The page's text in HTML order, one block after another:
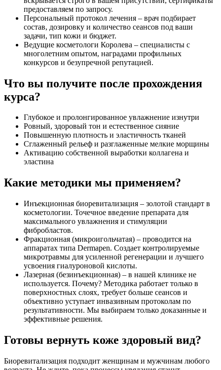
предоставляем по запросу.
Персональный протокол лечения – врач подбирает
состав, дозировку и количество сеансов под ваши
задачи, тип кожи и бюджет.
Ведущие косметологи Королева – специалисты с
многолетним опытом, наградами профильных
конкурсов и безупречной репутацией.
Что вы получите после прохождения
курса?
Глубокое и пролонгированное увлажнение изнутри
Ровный, здоровый тон и естественное сияние
Повышенную плотность и эластичность тканей
Сглаженный рельеф и разглаженные мелкие морщины
Активацию собственной выработки коллагена и
эластина
Какие методики мы применяем?
Инъекционная биоревитализация – золотой стандарт в
косметологии. Точечное введение препарата для
максимального увлажнения и стимуляции
фибробластов.
Фракционная (микроигольчатая) – проводится на
аппаратах типа Dermapen. Создает контролируемые
микротравмы для усиленной регенерации и лучшего
усвоения гиалуроновой кислоты.
Лазерная (безинъекционная) – в нашей клинике не
используется. Почему? Методика работает только в
поверхностных слоях, требует больше сеансов и
объективно уступает инвазивным протоколам по
результативности. Мы выбираем только доказанные и
эффективные решения.
Готовы вернуть коже здоровый вид?
Биоревитализация подходит женщинам и мужчинам любого